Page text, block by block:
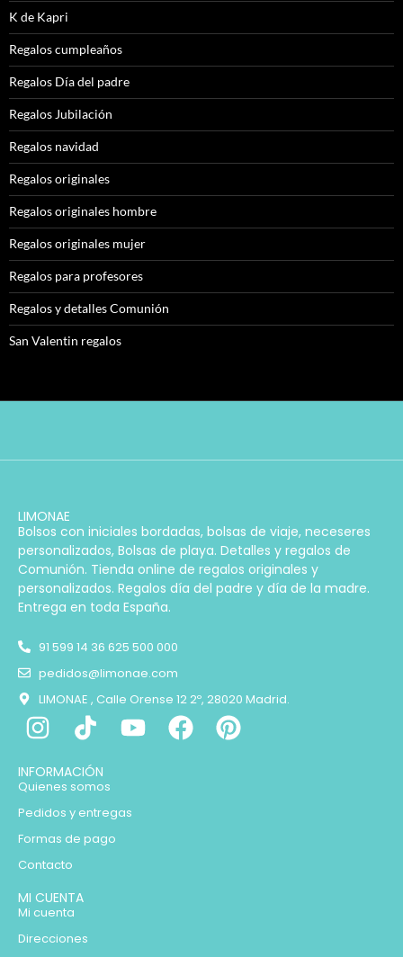
K de Kapri
Regalos cumpleaños
Regalos Día del padre
Regalos Jubilación
Regalos navidad
Regalos originales
Regalos originales hombre
Regalos originales mujer
Regalos para profesores
Regalos y detalles Comunión
San Valentin regalos
LIMONAE
Bolsos con iniciales bordadas, bolsas de viaje, neceseres
personalizados, Bolsas de playa. Detalles y regalos de
Comunión. Tienda online de regalos originales y
personalizados. Regalos día del padre y día de la madre.
Entrega en toda España.
91 599 14 36 625 500 000
pedidos@limonae.com
LIMONAE , Calle Orense 12 2º, 28020 Madrid.
INFORMACIÓN
Quienes somos
Pedidos y entregas
Formas de pago
Contacto
MI CUENTA
Mi cuenta
Direcciones